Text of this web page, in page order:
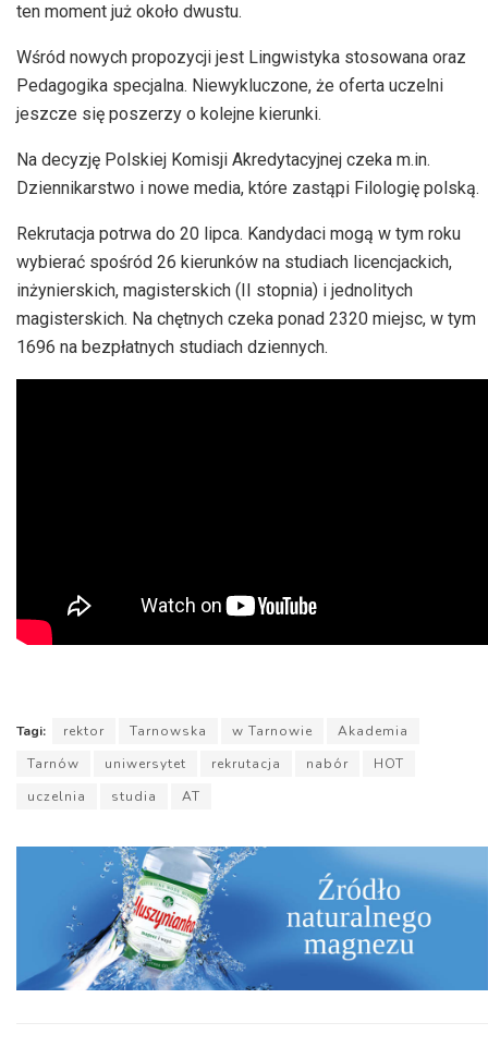
ten moment już około dwustu.
Wśród nowych propozycji jest Lingwistyka stosowana oraz
Pedagogika specjalna. Niewykluczone, że oferta uczelni
jeszcze się poszerzy o kolejne kierunki.
Na decyzję Polskiej Komisji Akredytacyjnej czeka m.in.
Dziennikarstwo i nowe media, które zastąpi Filologię polską.
Rekrutacja potrwa do 20 lipca. Kandydaci mogą w tym roku
wybierać spośród 26 kierunków na studiach licencjackich,
inżynierskich, magisterskich (II stopnia) i jednolitych
magisterskich. Na chętnych czeka ponad 2320 miejsc, w tym
1696 na bezpłatnych studiach dziennych.
Tagi: rektor Tarnowska w Tarnowie
Akademia
Tarnów
uniwersytet rekrutacja nabór
HOT
uczelnia
studia AT